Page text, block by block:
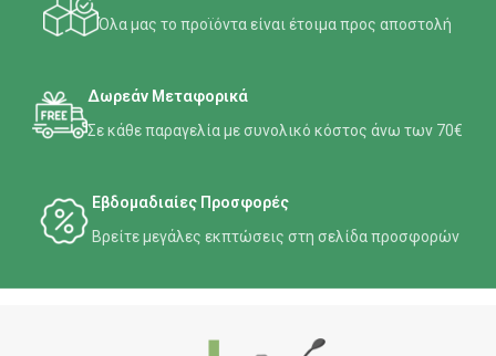
Όλα μας το προϊόντα είναι έτοιμα προς αποστολή
Δωρεάν Μεταφορικά
Σε κάθε παραγελία με συνολικό κόστος άνω των 70€
Εβδομαδιαίες Προσφορές
Βρείτε μεγάλες εκπτώσεις στη σελίδα προσφορών